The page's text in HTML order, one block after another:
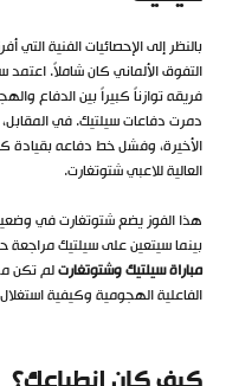
بالنظر إلى الإحصائيات الفنية التي
فريقه توازناً كبيراً بين الدفاع
دمرت دفاعات سيلتيك. في
الأخيرة، وفشل خط دفاعه بقيادة
العالية للاعبي شتوتغارت.
هذا الفوز يضع شتوتغارت في
بينما سيتعين على سيلتيك مراجعة
مباراة سيلتيك وشتوتغارتلم تكن
الفاعلية الهجومية وكيفية